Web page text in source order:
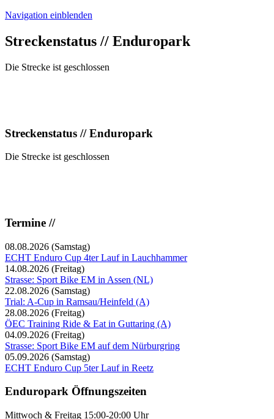
Navigation einblenden
Streckenstatus // Enduropark
Die Strecke ist geschlossen
Streckenstatus // Enduropark
Die Strecke ist geschlossen
Termine //
08.08.2026 (Samstag)
ECHT Enduro Cup 4ter Lauf in Lauchhammer
14.08.2026 (Freitag)
Strasse: Sport Bike EM in Assen (NL)
22.08.2026 (Samstag)
Trial: A-Cup in Ramsau/Heinfeld (A)
28.08.2026 (Freitag)
ÖEC Training Ride & Eat in Guttaring (A)
04.09.2026 (Freitag)
Strasse: Sport Bike EM auf dem Nürburgring
05.09.2026 (Samstag)
ECHT Enduro Cup 5ter Lauf in Reetz
Enduropark Öffnungszeiten
Mittwoch & Freitag 15:00-20:00 Uhr